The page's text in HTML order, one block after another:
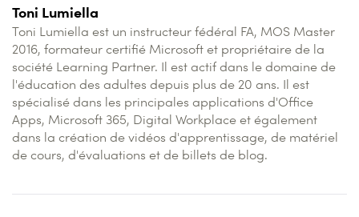
Toni Lumiella
Toni Lumiella est un instructeur fédéral FA, MOS Master
2016, formateur certifié Microsoft et propriétaire de la
société Learning Partner. Il est actif dans le domaine de
l'éducation des adultes depuis plus de 20 ans. Il est
spécialisé dans les principales applications d'Office
Apps, Microsoft 365, Digital Workplace et également
dans la création de vidéos d'apprentissage, de matériel
de cours, d'évaluations et de billets de blog.